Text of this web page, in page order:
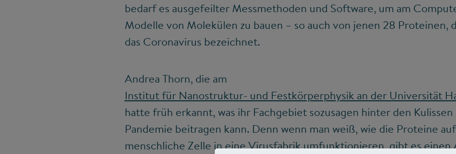
bedarf es ausgefeilter Messmethoden und Software, um am
Modelle von Molekülen zu bauen – so auch von jenen 28 Proteinen,
das Coronavirus bezeichnet.
Andrea Thorn, die am
Institut für Nanostruktur- und Festkörperphysik an der Universität
hatte früh erkannt, was ihr Fachgebiet sozusagen hinter den
Pandemie beitragen kann. Denn wenn man weiß, wie die Proteine
menschliche Zelle in eine Virusfabrik umfunktionieren, gibt es einen